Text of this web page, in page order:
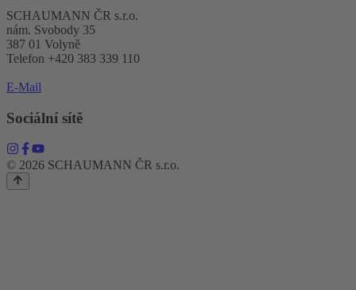
SCHAUMANN ČR s.r.o.
nám. Svobody 35
387 01 Volyně
Telefon +420 383 339 110
E-Mail
Sociální sítě
© 2026 SCHAUMANN ČR s.r.o.